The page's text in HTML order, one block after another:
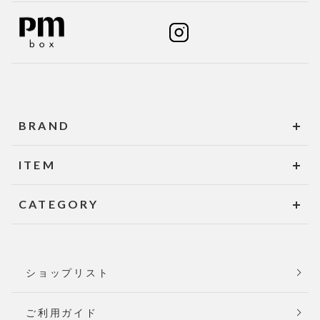
BRAND
ITEM
CATEGORY
ショップリスト
ご利用ガイド